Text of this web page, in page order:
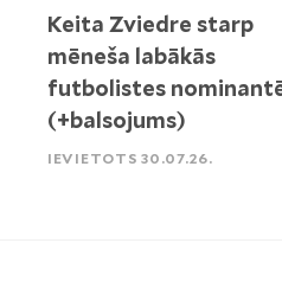
Keita Zviedre starp
mēneša labākās
futbolistes
(+balsojums)
IEVIETOTS 30.07.26.